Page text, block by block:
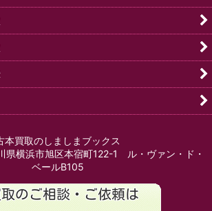
本買取のしましまブックス
横浜市旭区本宿町122-1 ル・ヴァン・ド・
ベールB105